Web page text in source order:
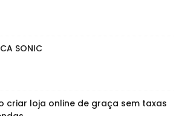
SONIC
criar loja online de graça sem taxas